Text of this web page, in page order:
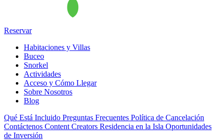
Reservar
Habitaciones y Villas
Buceo
Snorkel
Actividades
Acceso y Cómo Llegar
Sobre Nosotros
Blog
Qué Está Incluido Preguntas Frecuentes Política de Cancelación
Contáctenos Content Creators Residencia en la Isla Oportunidades
de Inversión